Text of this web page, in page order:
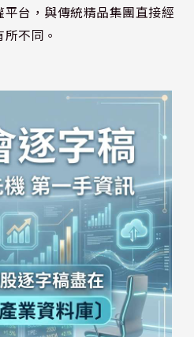
台，與傳統精品集團直接經
不同。